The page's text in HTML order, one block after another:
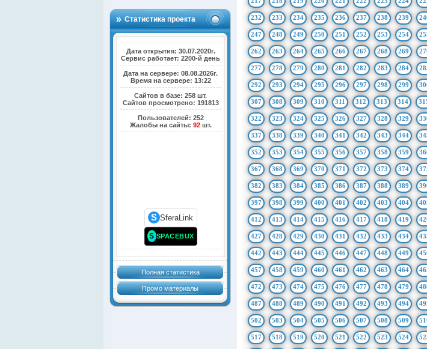
Статистика проекта
Дата открытия: 30.07.2020г.
Сервис работает: 2200-й день
Дата на сервере: 08.08.2026г.
Время на сервере: 13:22
Сайтов в базе: 258 шт.
Сайтов просмотрено: 191813
Пользователей: 252
Жалобы на сайты: 92шт.
S SferaLink
S SPACEBUX
Полная статистика
Промо материалы
232 233 234 235 236 237 238 239
247 248 249 250 251 252 253 254
262 263 264 265 266 267 268 269
277 278 279 280 281 282 283 284
292 293 294 295 296 297 298 299
307 308 309 310 311 312 313 314
322 323 324 325 326 327 328 329
337 338 339 340 341 342 343 344
352 353 354 355 356 357 358 359
367 368 369 370 371 372 373 374
382 383 384 385 386 387 388 389
397 398 399 400 401 402 403 404
412 413 414 415 416 417 418 419
427 428 429 430 431 432 433 434
442 443 444 445 446 447 448 449
457 458 459 460 461 462 463 464
472 473 474 475 476 477 478 479
487 488 489 490 491 492 493 494
502 503 504 505 506 507 508 509
517 518 519 520 521 522 523 524